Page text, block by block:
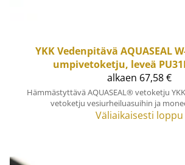
YKKVedenpitävä AQUASEAL
umpivetoketju, leveä
alkaen 67,58 €
Hämmästyttävä AQUASEAL® vetoketju
vetoketju vesiurheiluasuihin ja
Väliaikaisesti loppu